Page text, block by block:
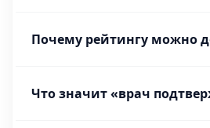
Почему рейтингу можно
Что значит «врач